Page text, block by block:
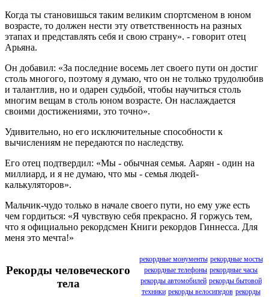
Когда ты становишься таким великим спортсменом в юном
возрасте, то должен нести эту ответственность на разных
этапах и представлять себя и свою страну». - говорит отец
Арьяна.
Он добавил: «За последние восемь лет своего пути он достиг
столь многого, поэтому я думаю, что он не только трудолюбив
и талантлив, но и одарен судьбой, чтобы научиться столь
многим вещам в столь юном возрасте. Он наслаждается
своими достижениями, это точно».
Удивительно, но его исключительные способности к
вычислениям не передаются по наследству.
Его отец подтвердил: «Мы - обычная семья. Аарян - один на
миллиард, и я не думаю, что мы - семья людей-
калькуляторов».
Мальчик-чудо только в начале своего пути, но ему уже есть
чем гордиться: «Я чувствую себя прекрасно. Я горжусь тем,
что я официально рекордсмен Книги рекордов Гиннесса. Для
меня это мечта!»
Рекорды человеческого
тела
рекордные монументы рекордные мосты
рекордные телефоны рекордные часы
рекорды автомобилей рекорды бытовой
техники рекорды велосипедов рекорды